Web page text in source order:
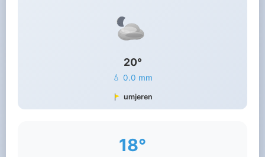
20°
💧 0.0 mm
umjeren
18°